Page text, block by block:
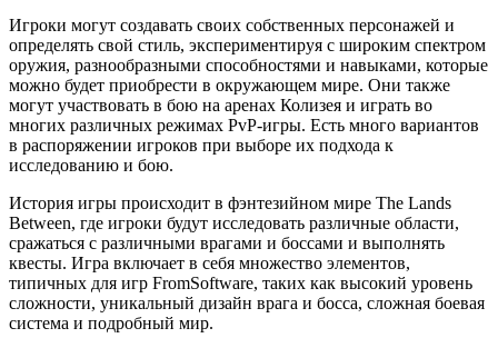
Игроки могут создавать своих собственных персонажей и
определять свой стиль, экспериментируя с широким спектром
оружия, разнообразными способностями и навыками, которые
можно будет приобрести в окружающем мире. Они также
могут участвовать в бою на аренах Колизея и играть во
многих различных режимах PvP-игры. Есть много вариантов
в распоряжении игроков при выборе их подхода к
исследованию и бою.
История игры происходит в фэнтезийном мире The Lands
Between, где игроки будут исследовать различные области,
сражаться с различными врагами и боссами и выполнять
квесты. Игра включает в себя множество элементов,
типичных для игр FromSoftware, таких как высокий уровень
сложности, уникальный дизайн врага и босса, сложная боевая
система и подробный мир.